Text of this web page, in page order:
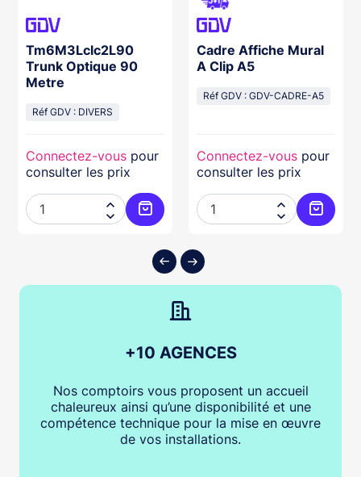
au panier
Tm6M3Lclc2L90
Trunk Optique 90
Metre
Réf GDV : DIVERS
Connectez-vous pour
consulter les prix


Ajouter au panier
Cadre Affiche Mural
A Clip A5
Réf GDV : GDV-CADRE-A5
Connectez-vous pour
consulter les prix


+10 AGENCES
Nos comptoirs vous proposent un accueil
chaleureux ainsi qu’une disponibilité et une
compétence technique pour la mise en œuvre
de vos installations.